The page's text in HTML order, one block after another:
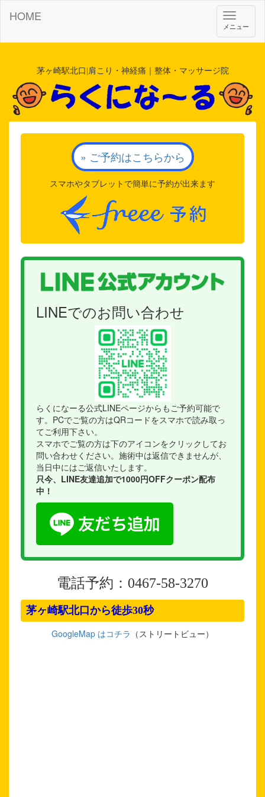
Toggle
メニュー
HOME
茅ヶ崎駅北口|肩こり・神経痛｜整体・マッサージ院
» ご予約はこちらから
スマホやタブレットで簡単に予約が出来ます
LINEでのお問い合わせ
らくになーる公式LINEページからもご予約可能で
す。PCでご覧の方はQRコードをスマホで読み取っ
てご利用下さい。
スマホでご覧の方は下のアイコンをクリックしてお
問い合わせください。施術中は返信できませんが、
当日中にはご返信いたします。
只今、LINE友達追加で1000円OFFクーポン配布
中！
電話予約：0467-58-3270
茅ヶ崎駅北口から徒歩30秒
GoogleMap はコチラ （ストリートビュー）